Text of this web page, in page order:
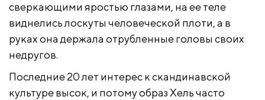
сверкающими яростью глазами, на ее теле
виднелись лоскуты человеческой плоти, а в
руках она держала отрубленные головы своих
недругов.
Последние 20 лет интерес к скандинавской
культуре высок, и потому образ Хель часто